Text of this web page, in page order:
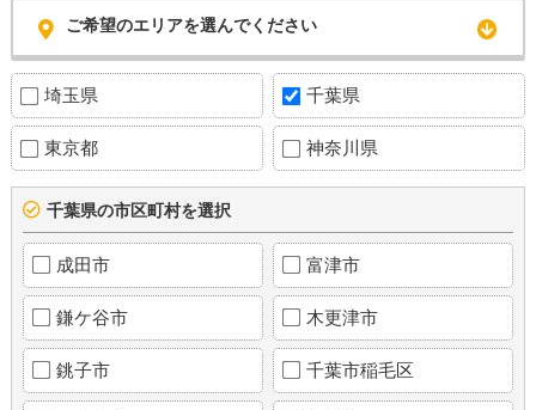
ご希望のエリアを選んでください
埼玉県 千葉県
東京都 神奈川県
千葉県の市区町村を選択
成田市 富津市
鎌ケ谷市 木更津市
銚子市 千葉市稲毛区